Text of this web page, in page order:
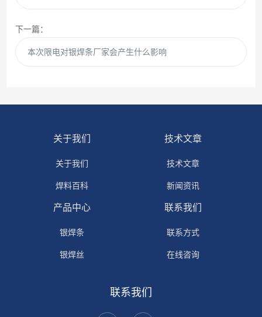
下一篇：
本次限电对银焊条厂家会产生什么影响
关于我们
关于我们
焊料百科
技术文章
技术文章
新闻资讯
产品中心
银焊条
银焊丝
联系我们
联系方式
在线咨询
联系我们